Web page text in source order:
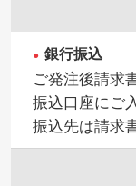
銀行振込
ご発注後請求
振込口座にご
振込先は請求